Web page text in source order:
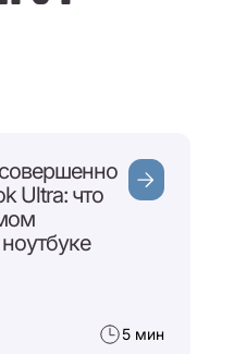
Ultra: что
5 мин